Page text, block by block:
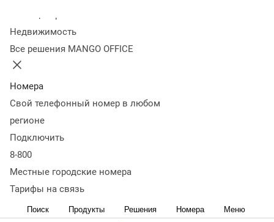
Недвижимость
Все решения MANGO OFFICE
Номера
Свой телефонный номер в любом
регионе
Подключить
8-800
Местные городские номера
Тарифы на связь
Поиск Продукты Решения Номера Меню
Изменения распространяются на все соответствующие
тарифные планы.
Новая стоимость на актуальных тарифах составит:
· Пакет 300 - 3,58 руб/мин;
· Пакет 600 - 3,35 руб/мин;
Если вы используете архивный тариф, подробную
информацию можно уточнить у вашего персонального
менеджера.
YCLIENTS – сервис, который помогает